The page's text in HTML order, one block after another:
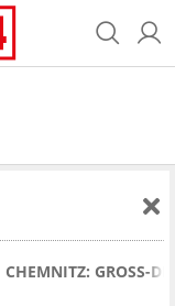
CHEMNITZ: GROSS-